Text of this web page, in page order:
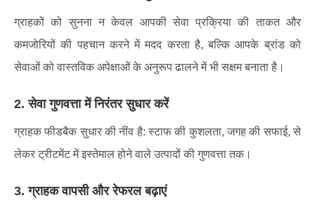
ग्राहकों को सुनना न केवल आपकी सेवा प्रक्रिया की ताकत और
कमजोरियों की पहचान करने में मदद करता है, बल्कि आपके ब्रांड को
सेवाओं को वास्तविक अपेक्षाओं के अनुरूप ढालने में भी सक्षम बनाता है।
2. सेवा गुणवत्ता में निरंतर सुधार करें
ग्राहक फीडबैक सुधार की नींव है: स्टाफ की कुशलता, जगह की सफाई, से
लेकर ट्रीटमेंट में इस्तेमाल होने वाले उत्पादों की गुणवत्ता तक।
3. ग्राहक वापसी और रेफरल बढ़ाएं